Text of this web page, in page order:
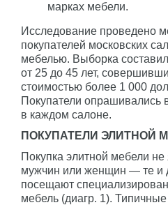
марках мебели.
Исследование проведено
покупателей московских
мебелью. Выборка
от 25 до 45 лет,
стоимостью более 1 000
Покупатели опрашивались
в каждом салоне.
ПОКУПАТЕЛИ ЭЛИТНОЙ
Покупка элитной мебели не
мужчин или женщин — те и
посещают
мебель (диагр. 1).